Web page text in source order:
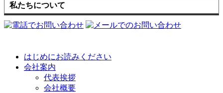
私たちについて
はじめにお読みください
会社案内
代表挨拶
会社概要